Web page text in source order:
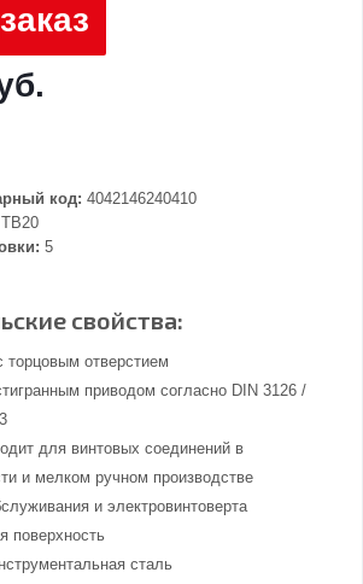
код: 4042146240410
TB20
5
свойства:
торцовым отверстием
приводом согласно DIN 3126 /
для винтовых соединений в
и мелком ручном производстве
и электровинтоверта
поверхность
сталь